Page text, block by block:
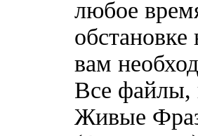
любое
обстановке
вам
Все файлы,
Живые